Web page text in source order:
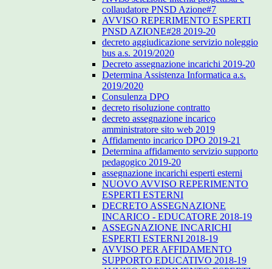
collaudatore PNSD Azione#7
AVVISO REPERIMENTO ESPERTI
PNSD AZIONE#28 2019-20
decreto aggiudicazione servizio noleggio
bus a.s. 2019/2020
Decreto assegnazione incarichi 2019-20
Determina Assistenza Informatica a.s.
2019/2020
Consulenza DPO
decreto risoluzione contratto
decreto assegnazione incarico
amministratore sito web 2019
Affidamento incarico DPO 2019-21
Determina affidamento servizio supporto
pedagogico 2019-20
assegnazione incarichi esperti esterni
NUOVO AVVISO REPERIMENTO
ESPERTI ESTERNI
DECRETO ASSEGNAZIONE
INCARICO - EDUCATORE 2018-19
ASSEGNAZIONE INCARICHI
ESPERTI ESTERNI 2018-19
AVVISO PER AFFIDAMENTO
SUPPORTO EDUCATIVO 2018-19